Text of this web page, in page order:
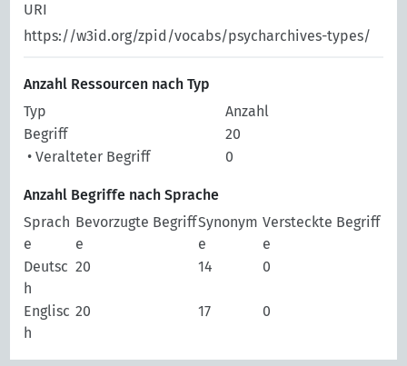
URI
https://w3id.org/zpid/vocabs/psycharchives-types/
Anzahl Ressourcen nach Typ
Typ
Anzahl
Begriff
20
• Veralteter Begriff
0
Anzahl Begriffe nach Sprache
Sprach
e
Bevorzugte Begriff
e
Synonym
e
Versteckte Begriff
e
Deutsc
h
20 14 0
Englisc
h
20 17 0